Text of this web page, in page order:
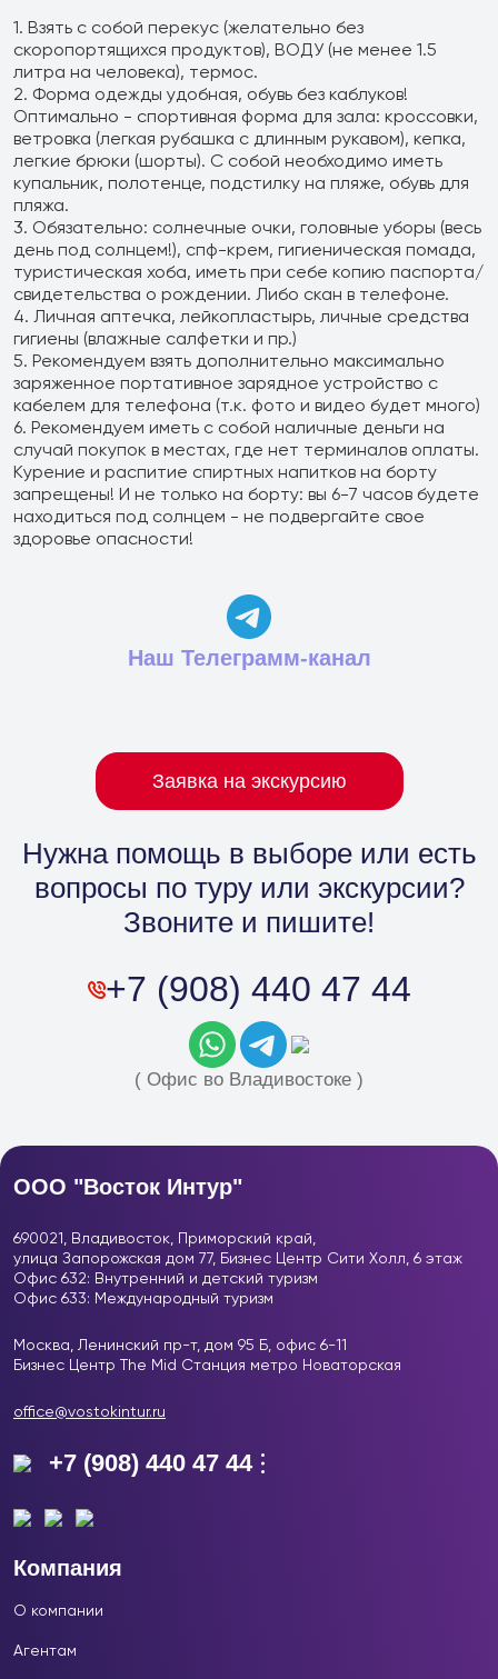
1. Взять с собой перекус (желательно без
скоропортящихся продуктов), ВОДУ (не менее 1.5
литра на человека), термос.
2. Форма одежды удобная, обувь без каблуков!
Оптимально - спортивная форма для зала: кроссовки,
ветровка (легкая рубашка с длинным рукавом), кепка,
легкие брюки (шорты). С собой необходимо иметь
купальник, полотенце, подстилку на пляже, обувь для
пляжа.
3. Обязательно: солнечные очки, головные уборы (весь
день под солнцем!), спф-крем, гигиеническая помада,
туристическая хоба, иметь при себе копию паспорта/
свидетельства о рождении. Либо скан в телефоне.
4. Личная аптечка, лейкопластырь, личные средства
гигиены (влажные салфетки и пр.)
5. Рекомендуем взять дополнительно максимально
заряженное портативное зарядное устройство с
кабелем для телефона (т.к. фото и видео будет много)
6. Рекомендуем иметь с собой наличные деньги на
случай покупок в местах, где нет терминалов оплаты.
Курение и распитие спиртных напитков на борту
запрещены! И не только на борту: вы 6-7 часов будете
находиться под солнцем - не подвергайте свое
здоровье опасности!
Наш Телеграмм-канал
Заявка на экскурсию
Нужна помощь в выборе или есть
вопросы по туру или экскурсии?
Звоните и пишите!
+7 (908) 440 47 44
( Офис во Владивостоке )
Компания
О компании
Агентам
ООО "Восток Интур"
690021, Владивосток, Приморский край,
улица Запорожская дом 77, Бизнес Центр Сити Холл, 6 этаж
Офис 632: Внутренний и детский туризм
Офис 633: Международный туризм
Москва, Ленинский пр-т, дом 95 Б, офис 6-11
Бизнес Центр The Mid Станция метро Новаторская
office@vostokintur.ru
+7 (908) 440 47 44